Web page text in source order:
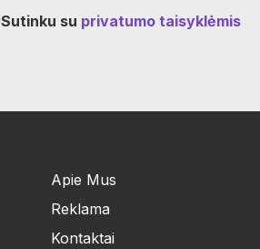
Sutinku su privatumo taisyklėmis
Apie Mus
Reklama
Kontaktai